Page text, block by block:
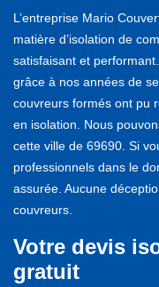
L’entreprise Mario
matière d’isolation de
satisfaisant et
grâce à nos années de
couvreurs formés ont pu
en isolation. Nous
cette ville de 69690. Si
professionnels dans le
assurée. Aucune
couvreurs.
Votre devis
gratuit